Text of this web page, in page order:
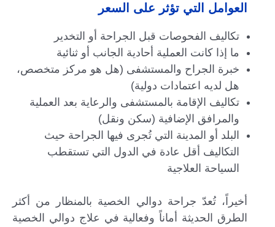
العوامل التي تؤثر على السعر
تكاليف الفحوصات قبل الجراحة أو التخدير
ما إذا كانت العملية أحادية الجانب أو ثنائية
خبرة الجراح والمستشفى (هل هو مركز متخصص،
هل لديه اعتمادات دولية)
تكاليف الإقامة بالمستشفى والرعاية بعد العملية
والمرافق الإضافية (سكن ونقل)
البلد أو المدينة التي تُجرى فيها الجراحة حيث
التكاليف أقل عادة في الدول التي تستقطب
السياحة العلاجية
أخيراً، تُعدّ جراحة دوالي الخصية بالمنظار من أكثر
الطرق الحديثة أماناً وفعالية في علاج دوالي الخصية